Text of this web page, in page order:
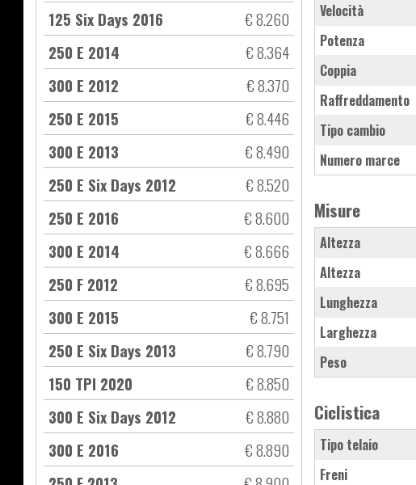
125 Six Days 2016
€ 8.260
250 E 2014
€ 8.364
300 E 2012
€ 8.370
250 E 2015
€ 8.446
300 E 2013
€ 8.490
250 E Six Days 2012
€ 8.520
250 E 2016
€ 8.600
300 E 2014
€ 8.666
250 F 2012
€ 8.695
300 E 2015
€ 8.751
250 E Six Days 2013
€ 8.790
150 TPI 2020
€ 8.850
300 E Six Days 2012
€ 8.880
300 E 2016
€ 8.890
Velocità
Potenza
Coppia
Raffreddamento
Tipo cambio
Numero marce
Misure
Altezza
Altezza
Lunghezza
Larghezza
Peso
Ciclistica
Tipo telaio
Freni